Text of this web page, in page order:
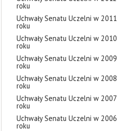
roku
Uchwały Senatu Uczelni w 2011
roku
Uchwały Senatu Uczelni w 2010
roku
Uchwały Senatu Uczelni w 2009
roku
Uchwały Senatu Uczelni w 2008
roku
Uchwały Senatu Uczelni w 2007
roku
Uchwały Senatu Uczelni w 2006
roku